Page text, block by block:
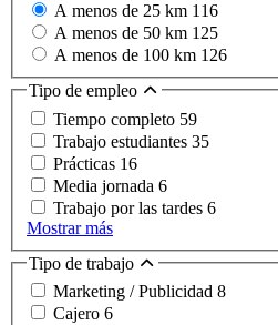
A menos de 25 km 116
A menos de 50 km 125
A menos de 100 km 126
Tipo de empleo
Tiempo completo 59
Trabajo estudiantes 35
Prácticas 16
Media jornada 6
Trabajo por las tardes 6
Mostrar más
Tipo de trabajo
Marketing / Publicidad 8
Cajero 6